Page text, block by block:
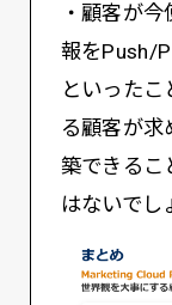
・顧客が
報をPush/
といった
る顧客が
築できるこ
はないでし